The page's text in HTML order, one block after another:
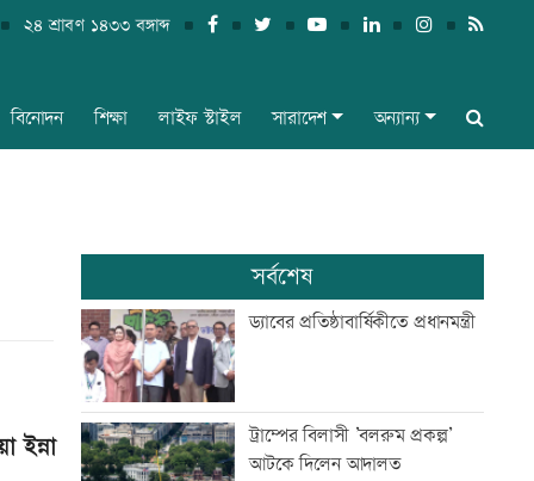
২৪ শ্রাবণ ১৪৩৩ বঙ্গাব্দ
বিনোদন শিক্ষা লাইফ স্টাইল সারাদেশ অন্যান্য
ইন্না
সর্বশেষ
ড্যাবের প্রতিষ্ঠাবার্ষিকীতে প্রধানমন্ত্রী
ট্রাম্পের বিলাসী ’বলরুম প্রকল্প’
আটকে দিলেন আদালত